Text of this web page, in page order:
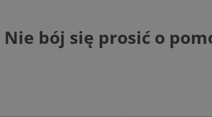
bój się prosić o